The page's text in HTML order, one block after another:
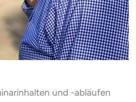
und -abläufen